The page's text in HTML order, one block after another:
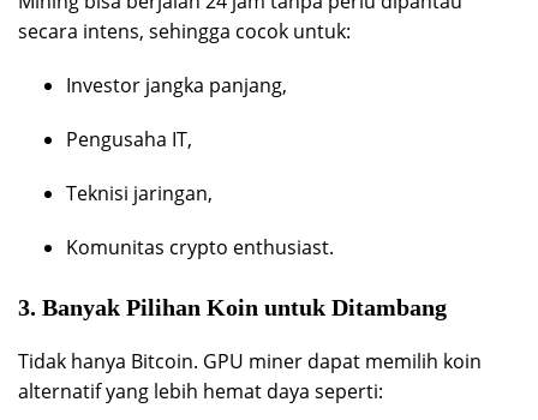
secara intens, sehingga cocok untuk:
Investor jangka panjang,
Pengusaha IT,
Teknisi jaringan,
Komunitas crypto enthusiast.
3. Banyak Pilihan Koin untuk Ditambang
Tidak hanya Bitcoin. GPU miner dapat memilih koin
alternatif yang lebih hemat daya seperti: